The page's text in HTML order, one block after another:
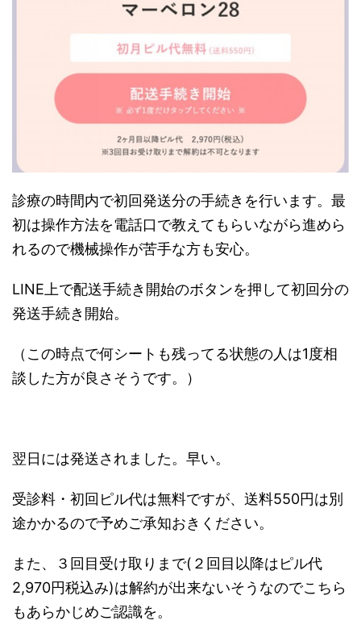
診療の時間内で初回発送分の手続きを行います。最
初は操作方法を電話口で教えてもらいながら進めら
れるので機械操作が苦手な方も安心。
LINE上で配送手続き開始のボタンを押して初回分の
発送手続き開始。
（この時点で何シートも残ってる状態の人は1度相
談した方が良さそうです。）
翌日には発送されました。早い。
受診料・初回ピル代は無料ですが、送料550円は別
途かかるので予めご承知おきください。
また、３回目受け取りまで(２回目以降はピル代
2,970円税込み)は解約が出来ないそうなのでこちら
もあらかじめご認識を。